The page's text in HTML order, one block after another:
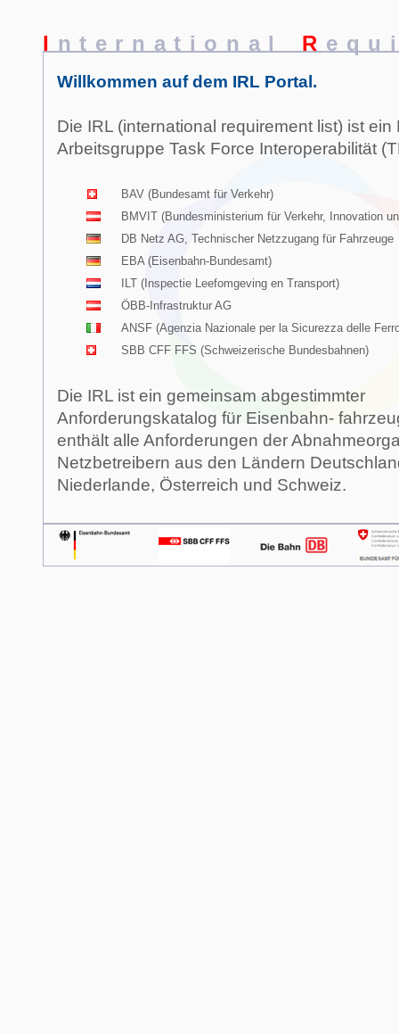
I nternational R
Willkommen auf dem IRL Portal.
Die IRL (international requirement list) ist ein
Arbeitsgruppe Task Force Interoperabilität
BAV (Bundesamt für Verkehr)
BMVIT (Bundesministerium für Verkehr, Innovation
DB Netz AG, Technischer Netzzugang für Fahrzeuge
EBA (Eisenbahn-Bundesamt)
ILT (Inspectie Leefomgeving en Transport)
ÖBB-Infrastruktur AG
ANSF (Agenzia Nazionale per la Sicurezza delle
SBB CFF FFS (Schweizerische Bundesbahnen)
Die IRL ist ein gemeinsam abgestimmter
Anforderungskatalog für Eisenbahn-
enthält alle Anforderungen der
Netzbetreibern aus den Ländern
Niederlande, Österreich und Schweiz.